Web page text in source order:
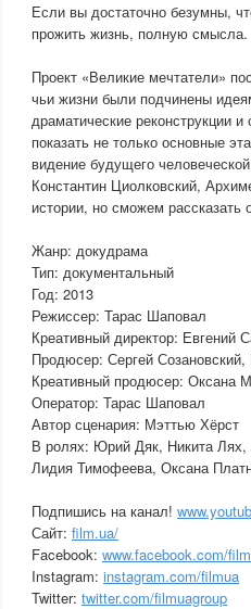
Если вы достаточно безумны,
прожить жизнь, полную смысла.
Проект «Великие мечтатели»
чьи жизни были подчинены
драматические реконструкции
показать не только основные
видение будущего
Константин Циолковский,
истории, но сможем
Жанр: докудрама
Тип: документальный
Год: 2013
Режиссер: Тарас Шаповал
Креативный директор: Евгений
Продюсер: Сергей Созановский,
Креативный продюсер: Оксана
Оператор: Тарас Шаповал
Автор сценария: Мэттью Хёрст
В ролях: Юрий Дяк, Никита Лях,
Лидия Тимофеева, Оксана
Подпишись на канал!
Сайт: film.ua/
Facebook: www.facebook.com/
Instagram: instagram.com/filmua
Twitter: twitter.com/filmuagroup